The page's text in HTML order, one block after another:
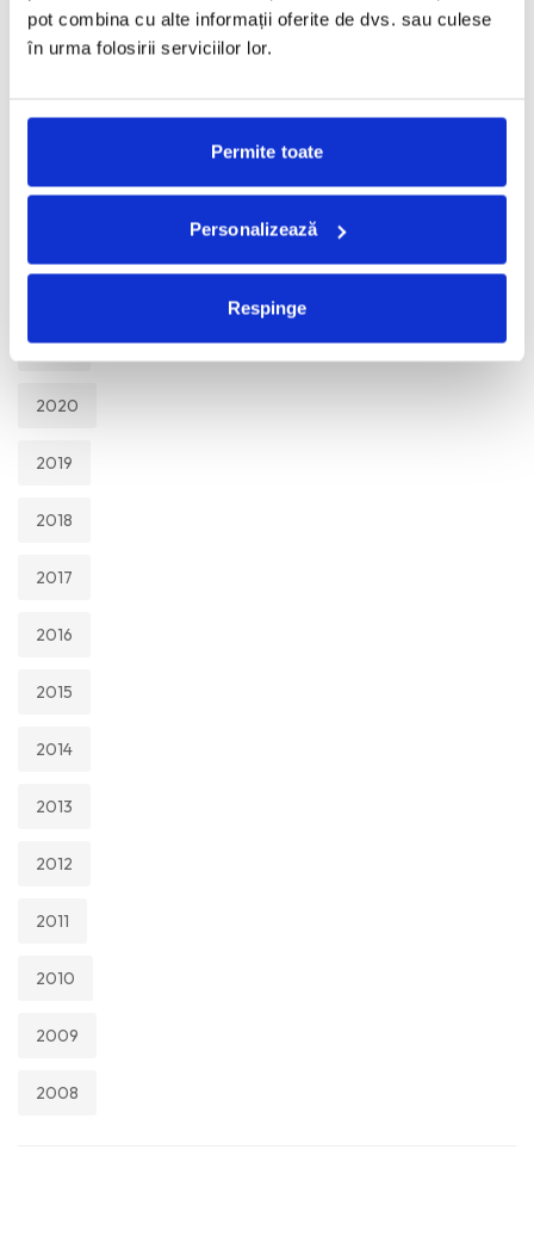
pot combina cu alte informații oferite de dvs. sau culese
în urma folosirii serviciilor lor.
Permite toate
Personalizează
Respinge
2026
2025
2021
2020
2019
2018
2017
2016
2015
2014
2013
2012
2011
2010
2009
2008